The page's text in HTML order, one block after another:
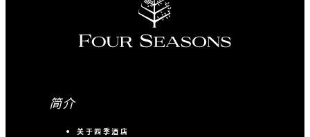
简介
关于四季酒店